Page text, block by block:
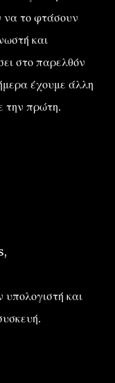
να το φτάσουν
και
στο παρελθόν
έχουμε άλλη
την πρώτη.
υπολογιστή και